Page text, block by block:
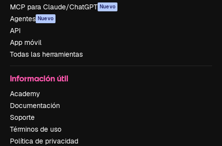
MCP para Claude/ChatGPT Nuevo
Agentes Nuevo
API
App móvil
Todas las herramientas
Información útil
Academy
Documentación
Soporte
Términos de uso
Política de privacidad